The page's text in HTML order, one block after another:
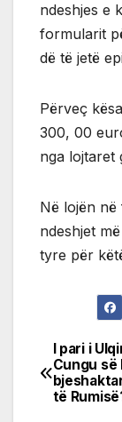
ndeshjes e
formularit
dë të jetë
Përveç
300, 00
nga lojtaret
Në lojën në
ndeshjet
tyre për
Post
I pari i
Cungu së
të